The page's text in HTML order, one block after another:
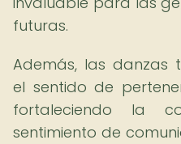
futuras.
Además, las danzas
el sentido de
fortaleciendo la
sentimiento de